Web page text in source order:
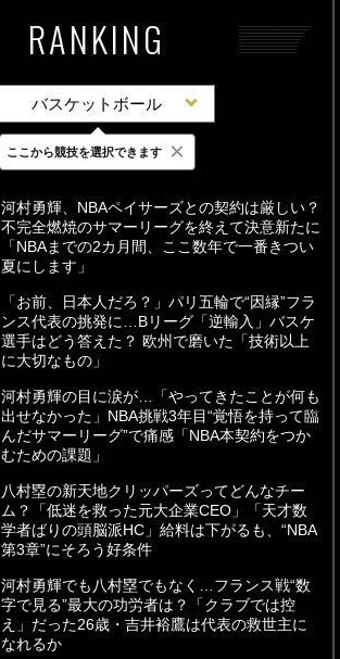
RANKING
バスケットボール
最新 24時間 週間
河村勇輝、NBAペイサーズとの契約は厳しい？
不完全燃焼のサマーリーグを終えて決意新たに
「NBAまでの2カ月間、ここ数年で一番きつい
夏にします」
「お前、日本人だろ？」パリ五輪で“因縁”フラ
ンス代表の挑発に…Bリーグ「逆輸入」バスケ
選手はどう答えた？ 欧州で磨いた「技術以上
に大切なもの」
河村勇輝の目に涙が…「やってきたことが何も
出せなかった」NBA挑戦3年目“覚悟を持って臨
んだサマーリーグ”で痛感「NBA本契約をつか
むための課題」
八村塁の新天地クリッパーズってどんなチー
ム？「低迷を救った元大企業CEO」「天才数
学者ばりの頭脳派HC」給料は下がるも、“NBA
第3章”にそろう好条件
河村勇輝でも八村塁でもなく…フランス戦“数
字で見る”最大の功労者は？「クラブでは控
え」だった26歳・吉井裕鷹は代表の救世主に
なれるか
ここから競技を選択できます ×